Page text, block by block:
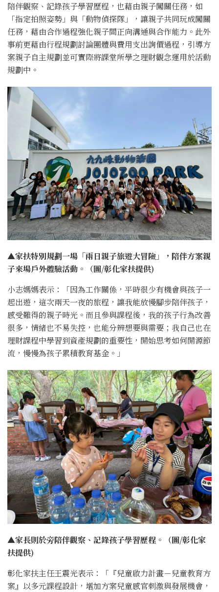
陪伴觀察、記錄孩子學習歷程，也藉由親子闖關任務，如
「指定拍照姿勢」與「動物偵探隊」，讓親子共同玩成闖關
任務，藉由合作過程強化親子間正向溝通與合作能力。此外
事前更藉由行程規劃討論團體與費用支出詢價過程，引導方
案親子自主規劃並可實際將課堂所學之理財觀念運用於活動
規劃中。
▲家扶特別規劃一場「兩日親子旅遊大冒險」，陪伴方案親
子來場戶外體驗活動。（圖/彰化家扶提供)
小志媽媽表示：「因為工作關係，平時很少有機會與孩子一
起出遊，這次兩天一夜的旅程，讓我能放慢腳步陪伴孩子，
感受難得的親子時光。而且參與課程後，我的孩子行為改善
很多，情緒也不易失控，也能分辨想要與需要；我自己也在
理財課程中學習到資產規劃的重要性，開始思考如何開源節
流，慢慢為孩子累積教育基金。」
▲家長則於旁陪伴觀察、記錄孩子學習歷程。（圖/彰化家
扶提供)
彰化家扶主任王震光表示：「『兒童啟力計畫－兒童教育方
案』以多元課程設計，增加方案兒童感官刺激與發展機會，